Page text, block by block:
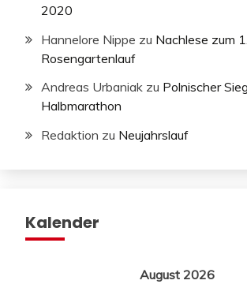
2020
Hannelore Nippe zu Nachlese zum 1.
Rosengartenlauf
Andreas Urbaniak zu Polnischer
Halbmarathon
Redaktion zu Neujahrslauf
Kalender
August 2026